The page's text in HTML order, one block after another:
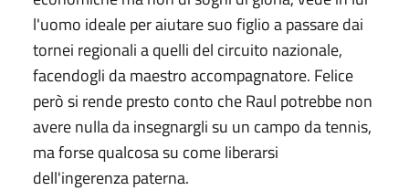
l'uomo ideale per aiutare suo figlio a passare dai
tornei regionali a quelli del circuito nazionale,
facendogli da maestro accompagnatore. Felice
però si rende presto conto che Raul potrebbe non
avere nulla da insegnargli su un campo da tennis,
ma forse qualcosa su come liberarsi
dell'ingerenza paterna.